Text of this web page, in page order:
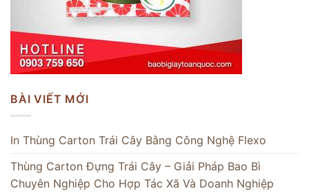
BÀI VIẾT MỚI
In Thùng Carton Trái Cây Bằng Công Nghệ Flexo
Thùng Carton Đựng Trái Cây – Giải Pháp Bao Bì
Chuyên Nghiệp Cho Hợp Tác Xã Và Doanh Nghiệp